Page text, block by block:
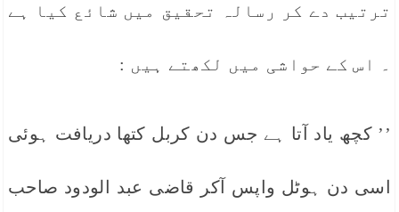
ترتیب دے کر رسالہ تحقیق میں شائع کیا ہے
۔ اس کے حواشی میں لکھتے ہیں :
’’ کچھ یاد آتا ہے جس دن کربل کتھا دریافت ہوئی
اسی دن ہوٹل واپس آکر قاضی عبد الودود صاحب